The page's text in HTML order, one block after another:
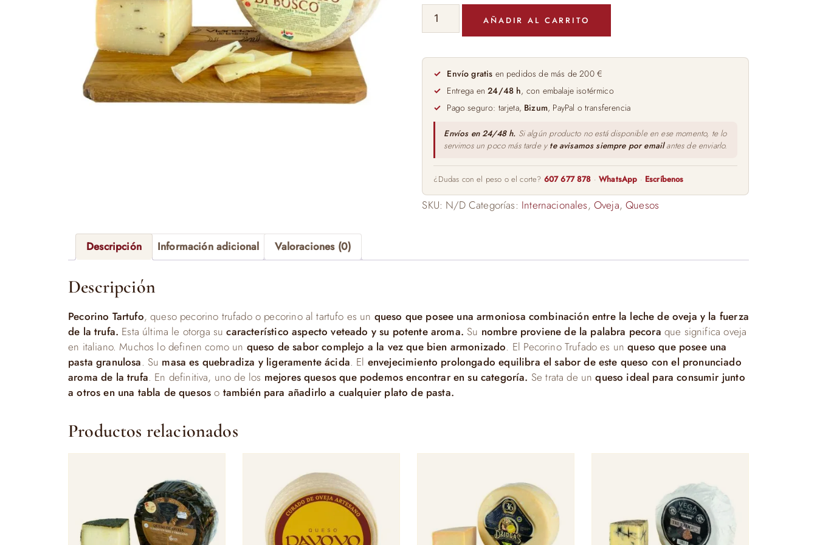
49,99 €
QUESO
ITALIANO
PECORINO
TARTUFO
cantidad
AÑADIR AL CARRITO
Envío gratis en pedidos de más de 200 €
Entrega en24/48 h, con embalaje isotérmico
Pago seguro: tarjeta, Bizum, PayPal o transferencia
Envíos en 24/48 h. Si algún producto no está disponible en ese momento, te lo
servimos un poco más tarde y te avisamos siempre por emailantes de enviarlo.
¿Dudas con el peso o el corte? 607 677 878 ·WhatsApp · Escríbenos
SKU: N/D Categorías: Internacionales, Oveja,Quesos
Descripción Información adicional Valoraciones (0)
Descripción
Pecorino Tartufo, queso pecorino trufado o pecorino al tartufo es un queso que posee una armoniosa combinación entre la leche de oveja y la fuerza
de la trufa. Esta última le otorga sucaracterístico aspecto veteado y su potente aroma. Su nombre proviene de la palabra pecora que significa oveja
en italiano. Muchos lo definen como un queso de sabor complejo a la vez que bien armonizado. El Pecorino Trufado es unqueso que posee una
pasta granulosa. Su masa es quebradiza y ligeramente ácida. El envejecimiento prolongado equilibra el sabor de este queso con el pronunciado
aroma de la trufa. En definitiva, uno de los mejores quesos que podemos encontrar en su categoría. Se trata de un queso ideal para consumir junto
a otros en una tabla de quesos o también para añadirlo a cualquier plato de pasta.
Productos relacionados